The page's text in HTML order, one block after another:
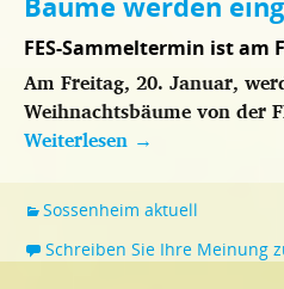
FES-Sammeltermin ist am
Am Freitag, 20. Januar,
Weihnachtsbäume von der
Weiterlesen →
Sossenheim aktuell
Schreiben Sie Ihre Meinung